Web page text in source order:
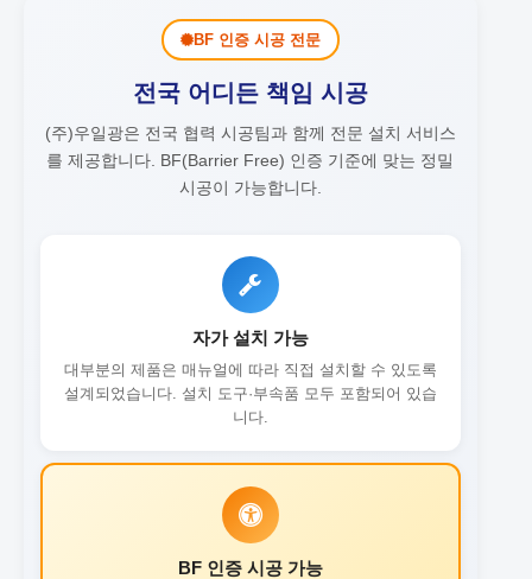
BF 인증 시공 전문
전국 어디든 책임 시공
(주)우일광은 전국 협력 시공팀과 함께 전문 설치 서비스
를 제공합니다.
BF(Barrier Free) 인증 기준에 맞는 정밀
시공이 가능합니다.
자가 설치 가능
대부분의 제품은 매뉴얼에 따라 직접 설치할 수 있도록
설계되었습니다. 설치 도구·부속품 모두 포함되어 있습
니다.
BF 인증 시공 가능